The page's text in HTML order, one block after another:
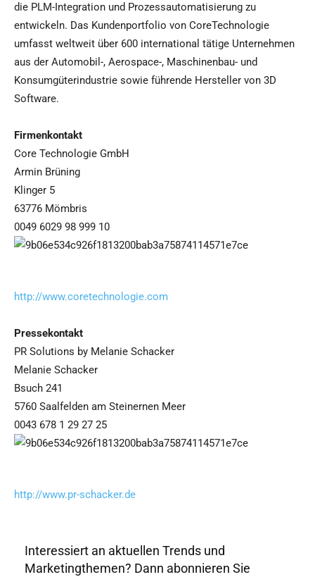
die PLM-Integration und Prozessautomatisierung zu
entwickeln. Das Kundenportfolio von CoreTechnologie
umfasst weltweit über 600 international tätige Unternehmen
aus der Automobil-, Aerospace-, Maschinenbau- und
Konsumgüterindustrie sowie führende Hersteller von 3D
Software.
Firmenkontakt
Core Technologie GmbH
Armin Brüning
Klinger 5
63776 Mömbris
0049 6029 98 999 10
http://www.coretechnologie.com
Pressekontakt
PR Solutions by Melanie Schacker
Melanie Schacker
Bsuch 241
5760 Saalfelden am Steinernen Meer
0043 678 1 29 27 25
http://www.pr-schacker.de
Interessiert an aktuellen Trends und
Marketingthemen? Dann abonnieren Sie